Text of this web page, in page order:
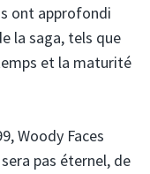
ont approfondi
la saga, tels que
et la maturité
Woody Faces
pas éternel, de